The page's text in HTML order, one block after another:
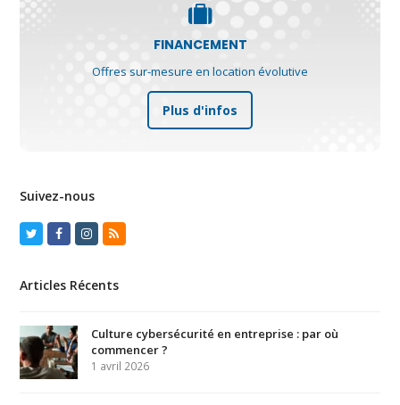
FINANCEMENT
Offres sur-mesure en location évolutive
Plus d'infos
Suivez-nous
TwitterFacebook
Instagram
RSS
Articles Récents
Culture cybersécurité en entreprise : par où
commencer ?
1 avril 2026